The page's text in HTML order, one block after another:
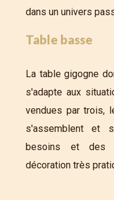
dans un univers
Table basse
La table gigogne
s'adapte aux
vendues par trois,
s'assemblent et
besoins et des
décoration très